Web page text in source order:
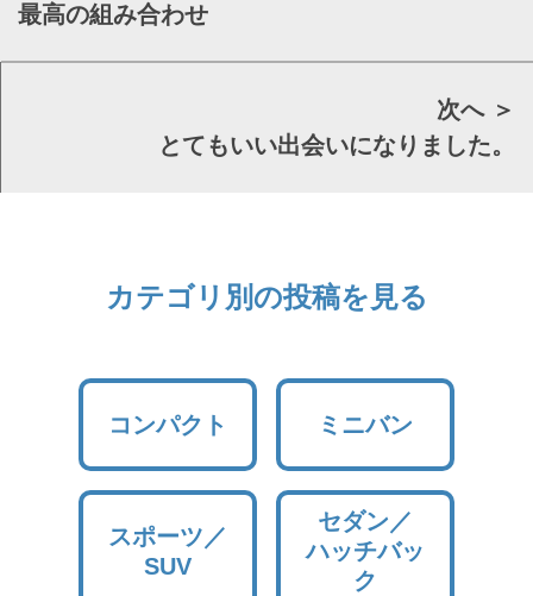
最高の組み合わせ
次へ ＞
とてもいい出会いになりました。
カテゴリ別の投稿を見る
コンパクト ミニバン
スポーツ／
SUV
セダン／
ハッチバッ
ク